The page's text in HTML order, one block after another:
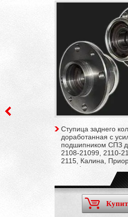
Ступица заднего
доработанная с
подшипником СПЗ
2108-21099, 2110-
2115, Калина,
штуки)